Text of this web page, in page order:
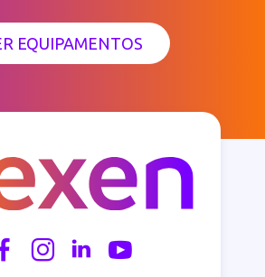
EQUIPAMENTOS